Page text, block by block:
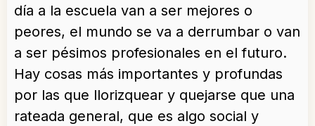
día a la escuela van a ser mejores o
peores, el mundo se va a derrumbar o van
a ser pésimos profesionales en el futuro.
Hay cosas más importantes y profundas
por las que llorizquear y quejarse que una
rateada general, que es algo social y